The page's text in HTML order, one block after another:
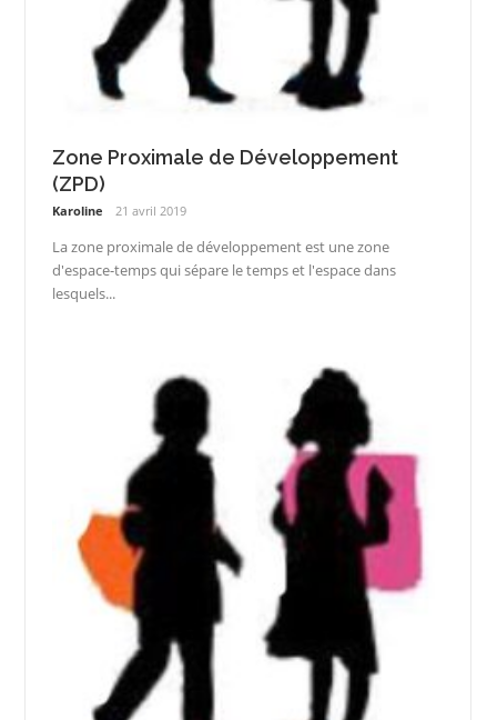
Zone Proximale de Développement
(ZPD)
Karoline 21 avril 2019
La zone proximale de développement est une zone
d'espace-temps qui sépare le temps et l'espace dans
lesquels...